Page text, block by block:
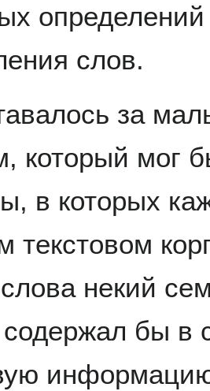
слов.
за
который мог
в которых
текстовом
некий
содержал бы в